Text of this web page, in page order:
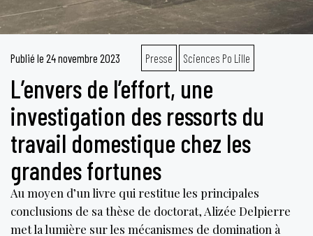
Publié le 24 novembre 2023 Presse Sciences Po Lille
L’envers de l’effort, une
investigation des ressorts du
travail domestique chez les
grandes fortunes
Au moyen d’un livre qui restitue les principales
conclusions de sa thèse de doctorat, Alizée Delpierre
met la lumière sur les mécanismes de domination à